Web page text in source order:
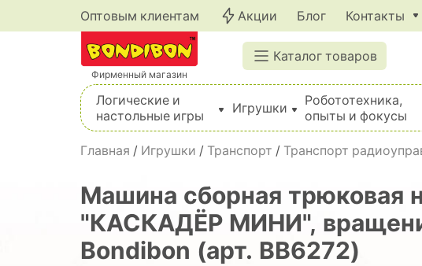
Оптовым клиентам Акции Блог Контакты
Фирменный магазин
Каталог товаров
Логические и
настольные игры
Игрушки
Робототехника,
опыты и фокусы
Главная / Игрушки / Транспорт / Транспорт
Машина сборная трюковая
"КАСКАДЁР МИНИ",
Bondibon (арт. ВВ6272)